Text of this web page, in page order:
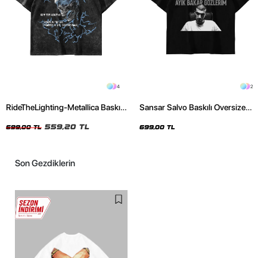
4
RideTheLighting-Metallica Baskılı
Tshirt
699,00 TL 559,20 TL
2
Sansar Salvo Baskılı Oversize
699,00 TL
Son Gezdiklerin